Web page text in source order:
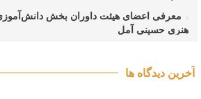
معرفی اعضای هیئت داوران بخش
هنری حسینی آمل
آخرین دیدگاه ها